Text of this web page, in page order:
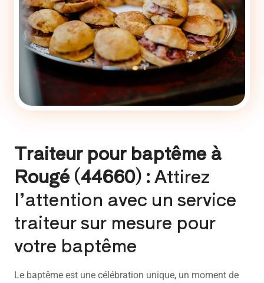
Traiteur pour baptême à
Rougé (44660) :Attirez
l’attention avec un service
traiteur sur mesure pour
votre baptême
Le baptême est une célébration unique, un moment de